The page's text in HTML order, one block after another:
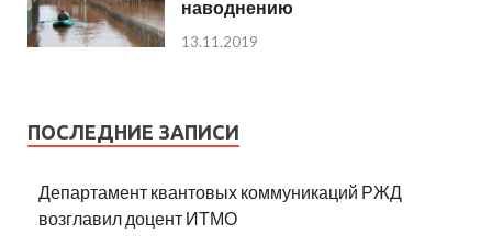
наводнению
13.11.2019
ПОСЛЕДНИЕ ЗАПИСИ
Департамент квантовых коммуникаций РЖД
возглавил доцент ИТМО